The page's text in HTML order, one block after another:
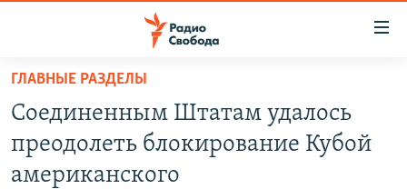
упрощенного
доступа
основному
ПОДКАСТЫ
АВТОРСКИЕ ПРОЕКТЫ
ГЛАВНЫЕ РАЗДЕЛЫ
Соединенным Штатам удалось
преодолеть блокирование Кубой
американского